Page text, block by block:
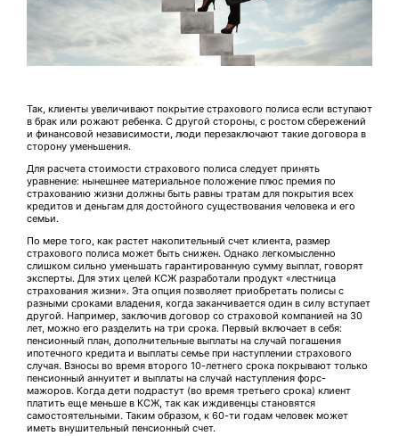
Так, клиенты увеличивают покрытие страхового полиса если вступают
в брак или рожают ребенка. С другой стороны, с ростом сбережений
и финансовой независимости, люди перезаключают такие договора в
сторону уменьшения.
Для расчета стоимости страхового полиса следует принять
уравнение: нынешнее материальное положение плюс премия по
страхованию жизни должны быть равны тратам для покрытия всех
кредитов и деньгам для достойного существования человека и его
семьи.
По мере того, как растет накопительный счет клиента, размер
страхового полиса может быть снижен. Однако легкомысленно
слишком сильно уменьшать гарантированную сумму выплат, говорят
эксперты. Для этих целей КСЖ разработали продукт «лестница
страхования жизни». Эта опция позволяет приобретать полисы с
разными сроками владения, когда заканчивается один в силу вступает
другой. Например, заключив договор со страховой компанией на 30
лет, можно его разделить на три срока. Первый включает в себя:
пенсионный план, дополнительные выплаты на случай погашения
ипотечного кредита и выплаты семье при наступлении страхового
случая. Взносы во время второго 10-летнего срока покрывают только
пенсионный аннуитет и выплаты на случай наступления форс-
мажоров. Когда дети подрастут (во время третьего срока) клиент
платить еще меньше в КСЖ, так как иждивенцы становятся
самостоятельными. Таким образом, к 60-ти годам человек может
иметь внушительный пенсионный счет.